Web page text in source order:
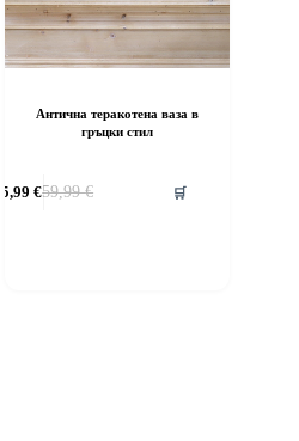
Антична теракотена ваза в
гръцки стил
59,99€
Original
45,99€Текущата
🛒